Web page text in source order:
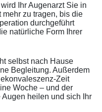
Ihr Augenarzt Sie in
zu tragen, bis die
durchgeführt
natürliche Form Ihrer
selbst nach Hause
Begleitung. Außerdem
Zeit
Woche – und der
heilen und sich Ihr